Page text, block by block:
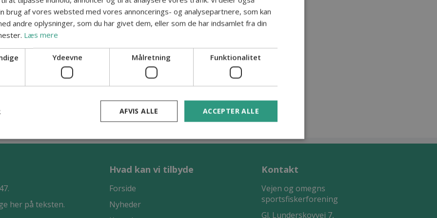
her på teksten.
Hvad kan vi tilbyde
Forside
Nyheder
Kontakt
Vejen og omegns
sportsfiskerforening
Gl. Lunderskovvej 7,
brug af vores websted med vores annoncerings- og analysepartnere, som kan
andre oplysninger, som du har givet dem, eller som de har indsamlet fra din
Læs mere
Ydeevne Målretning Funktionalitet
ACCEPTER ALLE
AFVIS ALLE